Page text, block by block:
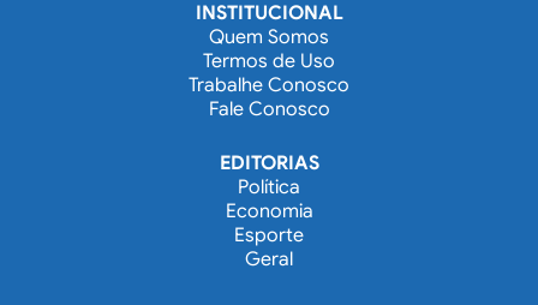
INSTITUCIONAL
Quem Somos
Termos de Uso
Trabalhe Conosco
Fale Conosco
EDITORIAS
Política
Economia
Esporte
Geral